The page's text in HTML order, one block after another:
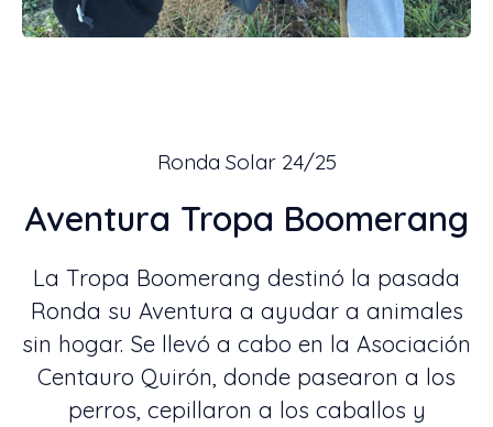
Ronda Solar 24/25
Aventura Tropa Boomerang
La Tropa Boomerang destinó la pasada
Ronda su Aventura a ayudar a animales
sin hogar. Se llevó a cabo en la Asociación
Centauro Quirón, donde pasearon a los
perros, cepillaron a los caballos y